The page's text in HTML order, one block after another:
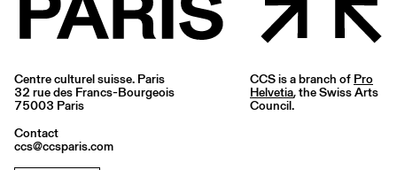
Centre culturel suisse. Paris
32 rue des Francs-Bourgeois
75003 Paris
Contact
ccs@ccsparis.com
CCS is a branch of Pro
Helvetia, the Swiss Arts
Council.